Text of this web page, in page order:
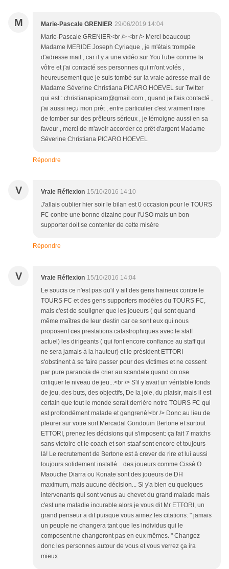
M Marie-Pascale GRENIER 29/06/2019 14:04
Marie-Pascale GRENIER<br /> <br /> Merci beaucoup
Madame MERIDE Joseph Cyriaque , je m'étais trompée
d'adresse mail , car il y a une vidéo sur YouTube comme la
vôtre et j'ai contacté ses personnes qui m'ont volés ,
heureusement que je suis tombé sur la vraie adresse mail de
Madame Séverine Christiana PICARO HOEVEL sur Twitter
qui est : christianapicaro@gmail.com , quand je l'ais contacté ,
j'ai aussi reçu mon prêt , entre particulier c'est vraiment rare
de tomber sur des prêteurs sérieux , je témoigne aussi en sa
faveur , merci de m'avoir accorder ce prêt d'argent Madame
Séverine Christiana PICARO HOEVEL
Répondre
V Vraie Réflexion 15/10/2016 14:10
J'allais oublier hier soir le bilan est 0 occasion pour le TOURS
FC contre une bonne dizaine pour l'USO mais un bon
supporter doit se contenter de cette misère
Répondre
V Vraie Réflexion 15/10/2016 14:04
Le soucis ce n'est pas qu'il y ait des gens haineux contre le
TOURS FC et des gens supporters modèles du TOURS FC,
mais c'est de souligner que les joueurs ( qui sont quand
même maîtres de leur destin car ce sont eux qui nous
proposent ces prestations catastrophiques avec le staff
actuel) les dirigeants ( qui font encore confiance au staff qui
ne sera jamais à la hauteur) et le président ETTORI
s'obstinent à se faire passer pour des victimes et ne cessent
par pure paranoïa de crier au scandale quand on ose
critiquer le niveau de jeu...<br /> S'il y avait un véritable fonds
de jeu, des buts, des objectifs, De la joie, du plaisir, mais il est
certain que tout le monde serait derrière notre TOURS FC qui
est profondément malade et gangrené!<br /> Donc au lieu de
pleurer sur votre sort Mercadal Gondouin Bertone et surtout
ETTORI, prenez les décisions qui s'imposent: ça fait 7 matchs
sans victoire et le coach et son staaf sont encore et toujours
là! Le recrutement de Bertone est à crever de rire et lui aussi
toujours solidement installé... des joueurs comme Cissé O.
Maouche Diarra ou Konate sont des joueurs de DH
maximum, mais aucune décision... Si y'a bien eu quelques
intervenants qui sont venus au chevet du grand malade mais
c'est une maladie incurable alors je vous dit Mr ETTORI, un
grand penseur a dit puisque vous aimez les citations: " jamais
un peuple ne changera tant que les individus qui le
composent ne changeront pas en eux mêmes. " Changez
donc les personnes autour de vous et vous verrez ça ira
mieux